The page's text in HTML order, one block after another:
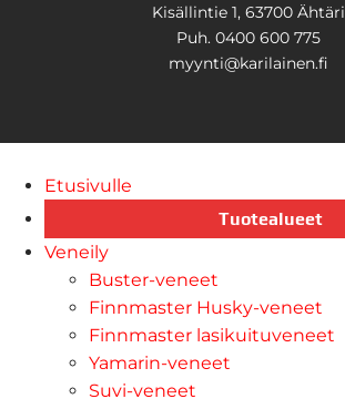
Kisällintie 1, 63700 Ähtäri
Puh. 0400 600 775
myynti@karilainen.fi
Etusivulle
Tuotealueet
Veneily
Buster-veneet
Finnmaster Husky-veneet
Finnmaster lasikuituveneet
Yamarin-veneet
Suvi-veneet